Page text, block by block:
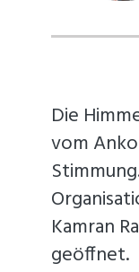
Die
vom
Kamran
geöffnet.